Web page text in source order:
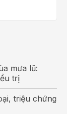
viêm da cơ
sẽ di truyền
mưa lũ:
trị
triệu chứng